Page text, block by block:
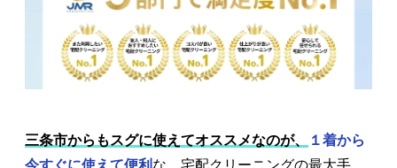
三条市からもスグに使えてオススメなのが、
１着から
今すぐに使えて便利 な、宅配クリーニングの最大手